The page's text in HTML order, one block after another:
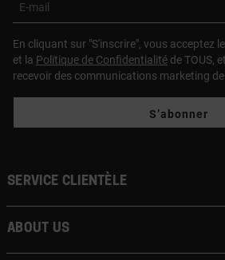
E-mail
En cliquant sur "S'inscrire", vous acceptez
et la Politique de Confidentialité de TOUS,
recevoir des communications marketing de
S’abonner
Service clientèle
About us